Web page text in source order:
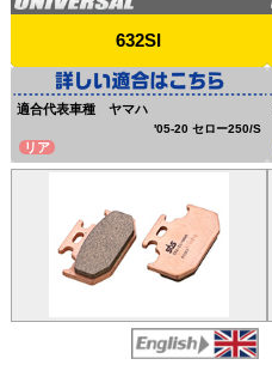
632SI
適合代表車種 ヤマハ
'05-20 セロー250/S
リア